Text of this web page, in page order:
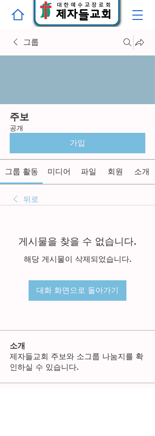
그룹
주보
공개
가입
그룹 활동 미디어 파일 회원 소개
뒤로
게시물을 찾을 수 없습니다.
해당 게시물이 삭제되었습니다.
대화 화면으로 돌아가기
소개
제자들교회 주보와 소그룹 나눔지를 확
인하실 수 있습니다.